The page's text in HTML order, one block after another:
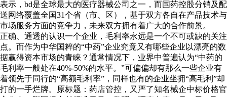
表示，bd是全球最大的医疗器械公司之一，而国药控股分销及配
送网络覆盖全国31个省（市、区），基于双方各自在产品技术与
市场服务方面的竞争力，未来双方拥有着广大的合作前景。
正确、通透的认识一个企业，毛利率永远是一个不可或缺的关注
点。而作为中华国粹的“中药”企业究竟又有哪些企业以漂亮的数
据赢得资本市场的青睐？通常情况下，业界中普遍认为“中药的
毛利率一般处在40%-50%的水平。”可偏偏却有那么一些企业有
着领先于同行的“高额毛利率”，同样也有的企业坐拥“高毛利”却
打的一手烂牌。原标题：药店管控，又严了知名械企中标价格官